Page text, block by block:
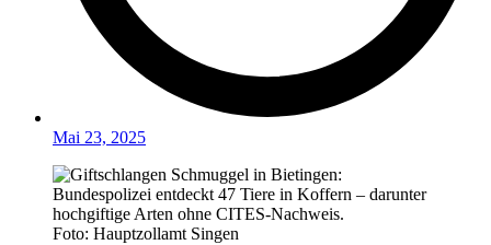
Mai 23, 2025
Foto: Hauptzollamt Singen